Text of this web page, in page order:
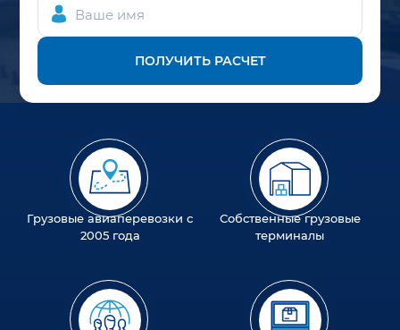
Ваше имя
ПОЛУЧИТЬ РАСЧЕТ
Грузовые авиаперевозки с
2005 года
Собственные грузовые
терминалы